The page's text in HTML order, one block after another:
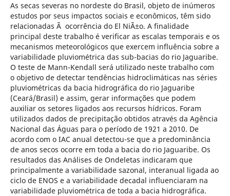
As secas severas no nordeste do Brasil, objeto de inúmeros
estudos por seus impactos sociais e econômicos, têm sido
relacionadas Ã ocorrência do El NiÃ±o. A finalidade
principal deste trabalho é verificar as escalas temporais e os
mecanismos meteorológicos que exercem influência sobre a
variabilidade pluviométrica das sub-bacias do rio Jaguaribe.
O teste de Mann-Kendall será utilizado neste trabalho com
o objetivo de detectar tendências hidroclimáticas nas séries
pluviométricas da bacia hidrográfica do rio Jaguaribe
(Ceará/Brasil) e assim, gerar informações que podem
auxiliar os setores ligados aos recursos hídricos. Foram
utilizados dados de precipitação obtidos através da Agência
Nacional das Águas para o período de 1921 a 2010. De
acordo com o IAC anual detectou-se que a predominância
de anos secos ocorre em toda a bacia do rio Jaguaribe. Os
resultados das Análises de Ondeletas indicaram que
principalmente a variabilidade sazonal, interanual ligada ao
ciclo de ENOS e a variabilidade decadal influenciaram na
variabilidade pluviométrica de toda a bacia hidrográfica.